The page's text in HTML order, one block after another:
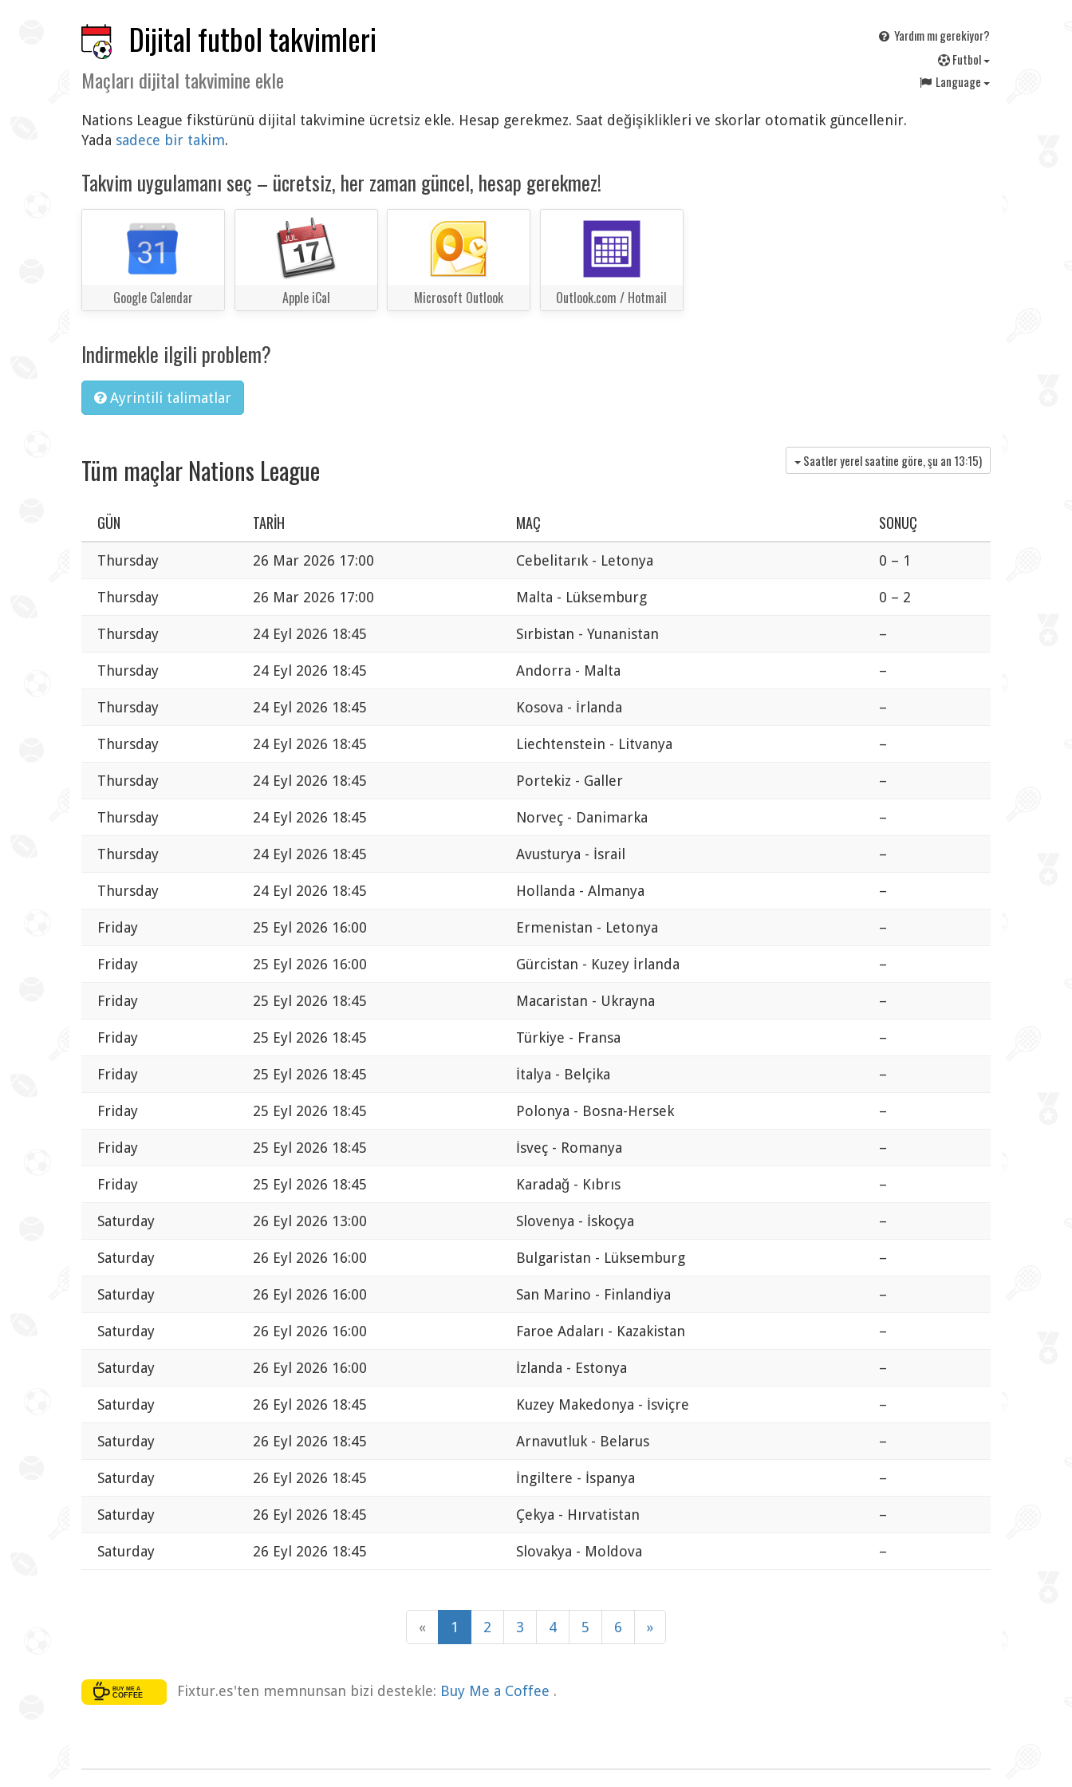
Dijital futbol takvimleri
Maçları dijital takvimine ekle
Yardım mı gerekiyor?
Futbol
Language
Nations League fikstürünü dijital takvimine ücretsiz ekle. Hesap gerekmez. Saat değişiklikleri ve skorlar otomatik güncellenir.
Yada sadece bir takim.
Takvim uygulamanı seç – ücretsiz, her zaman güncel, hesap gerekmez!
Google Calendar Apple iCal Microsoft Outlook Outlook.com / Hotmail
Indirmekle ilgili problem?
Ayrintili talimatlar
Tüm maçlar Nations League Saatler yerel saatine göre, şu an 13:15)
GÜN TARIH MAÇ SONUÇ
Thursday 26 Mar 2026 17:00 Cebelitarık - Letonya 0 – 1
Thursday 26 Mar 2026 17:00 Malta - Lüksemburg 0 – 2
Thursday 24 Eyl 2026 18:45 Sırbistan - Yunanistan –
Thursday 24 Eyl 2026 18:45 Andorra - Malta –
Thursday 24 Eyl 2026 18:45 Kosova - İrlanda –
Thursday 24 Eyl 2026 18:45 Liechtenstein - Litvanya –
Thursday 24 Eyl 2026 18:45 Portekiz - Galler –
Thursday 24 Eyl 2026 18:45 Norveç - Danimarka –
Thursday 24 Eyl 2026 18:45 Avusturya - İsrail –
Thursday 24 Eyl 2026 18:45 Hollanda - Almanya –
Friday 25 Eyl 2026 16:00 Ermenistan - Letonya –
Friday 25 Eyl 2026 16:00 Gürcistan - Kuzey İrlanda –
Friday 25 Eyl 2026 18:45 Macaristan - Ukrayna –
Friday 25 Eyl 2026 18:45 Türkiye - Fransa –
Friday 25 Eyl 2026 18:45 İtalya - Belçika –
Friday 25 Eyl 2026 18:45 Polonya - Bosna-Hersek –
Friday 25 Eyl 2026 18:45 İsveç - Romanya –
Friday 25 Eyl 2026 18:45 Karadağ - Kıbrıs –
Saturday 26 Eyl 2026 13:00 Slovenya - İskoçya –
Saturday 26 Eyl 2026 16:00 Bulgaristan - Lüksemburg –
Saturday 26 Eyl 2026 16:00 San Marino - Finlandiya –
Saturday 26 Eyl 2026 16:00 Faroe Adaları - Kazakistan –
Saturday 26 Eyl 2026 16:00 İzlanda - Estonya –
Saturday 26 Eyl 2026 18:45 Kuzey Makedonya - İsviçre –
Saturday 26 Eyl 2026 18:45 Arnavutluk - Belarus –
Saturday 26 Eyl 2026 18:45 İngiltere - İspanya –
Saturday 26 Eyl 2026 18:45 Çekya - Hırvatistan –
Saturday 26 Eyl 2026 18:45 Slovakya - Moldova –
« 1 2 3 4 5 6 »
Fixtur.es'ten memnunsan bizi destekle: Buy Me a Coffee .